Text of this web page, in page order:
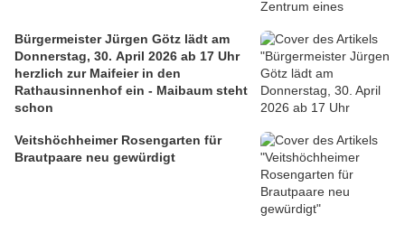
Bürgermeister Jürgen Götz lädt am
Donnerstag, 30. April 2026 ab 17 Uhr
herzlich zur Maifeier in den
Rathausinnenhof ein - Maibaum steht
schon
Veitshöchheimer Rosengarten für
Brautpaare neu gewürdigt